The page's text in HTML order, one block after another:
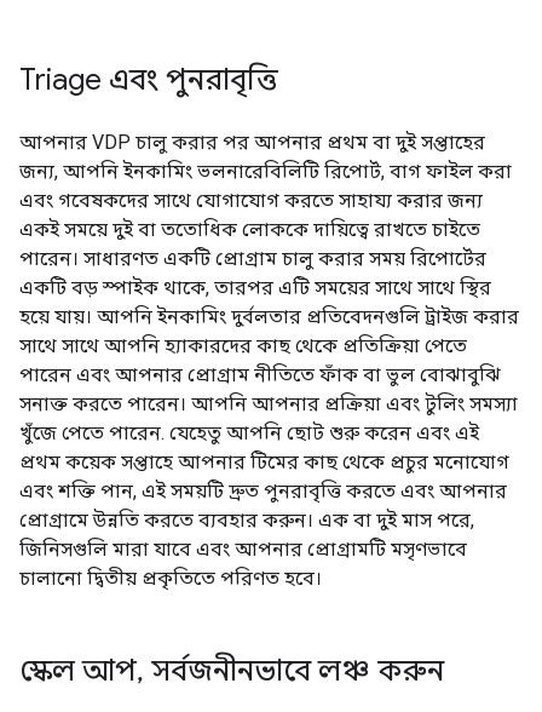
Triage এবং পুনরাবৃত্তি
আপনার VDP চালু করার পর আপনার প্রথম বা দুই সপ্তাহের
জন্য, আপনি ইনকামিং ভলনারেবিলিটি রিপোর্ট, বাগ ফাইল করা
এবং গবেষকদের সাথে যোগাযোগ করতে সাহায্য করার জন্য
একই সময়ে দুই বা ততোধিক লোককে দায়িত্বে রাখতে চাইতে
পারেন। সাধারণত একটি প্রোগ্রাম চালু করার সময় রিপোর্টের
একটি বড় স্পাইক থাকে, তারপর এটি সময়ের সাথে সাথে স্থির
হয়ে যায়। আপনি ইনকামিং দুর্বলতার প্রতিবেদনগুলি ট্রাইজ করার
সাথে সাথে আপনি হ্যাকারদের কাছ থেকে প্রতিক্রিয়া পেতে
পারেন এবং আপনার প্রোগ্রাম নীতিতে ফাঁক বা ভুল বোঝাবুঝি
সনাক্ত করতে পারেন। আপনি আপনার প্রক্রিয়া এবং টুলিং সমস্যা
খুঁজে পেতে পারেন. যেহেতু আপনি ছোট শুরু করেন এবং এই
প্রথম কয়েক সপ্তাহে আপনার টিমের কাছ থেকে প্রচুর মনোযোগ
এবং শক্তি পান, এই সময়টি দ্রুত পুনরাবৃত্তি করতে এবং আপনার
প্রোগ্রামে উন্নতি করতে ব্যবহার করুন। এক বা দুই মাস পরে,
জিনিসগুলি মারা যাবে এবং আপনার প্রোগ্রামটি মসৃণভাবে
চালানো দ্বিতীয় প্রকৃতিতে পরিণত হবে।
স্কেল আপ, সর্বজনীনভাবে লঞ্চ করুন